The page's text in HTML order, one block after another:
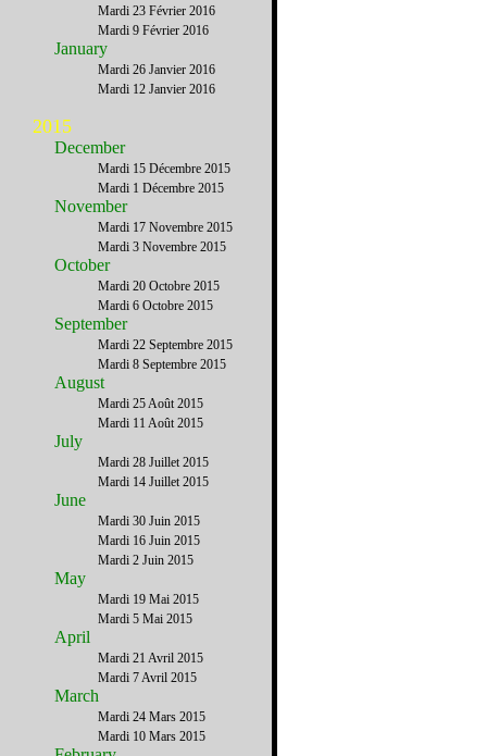
Mardi 23 Février 2016
Mardi 9 Février 2016
January
Mardi 26 Janvier 2016
Mardi 12 Janvier 2016
2015
December
Mardi 15 Décembre 2015
Mardi 1 Décembre 2015
November
Mardi 17 Novembre 2015
Mardi 3 Novembre 2015
October
Mardi 20 Octobre 2015
Mardi 6 Octobre 2015
September
Mardi 22 Septembre 2015
Mardi 8 Septembre 2015
August
Mardi 25 Août 2015
Mardi 11 Août 2015
July
Mardi 28 Juillet 2015
Mardi 14 Juillet 2015
June
Mardi 30 Juin 2015
Mardi 16 Juin 2015
Mardi 2 Juin 2015
May
Mardi 19 Mai 2015
Mardi 5 Mai 2015
April
Mardi 21 Avril 2015
Mardi 7 Avril 2015
March
Mardi 24 Mars 2015
Mardi 10 Mars 2015